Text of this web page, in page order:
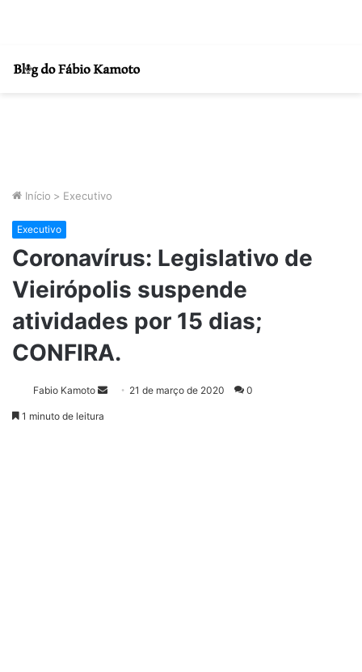
Início > Executivo
Executivo
Coronavírus: Legislativo de
Vieirópolis suspende
atividades por 15 dias;
CONFIRA.
Fabio Kamoto 21 de março de 2020 0
1 minuto de leitura